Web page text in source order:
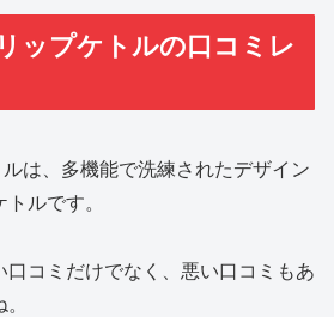
ップケトルの口コミレ
は、多機能で洗練されたデザイン
ルです。
口コミだけでなく、悪い口コミもあ